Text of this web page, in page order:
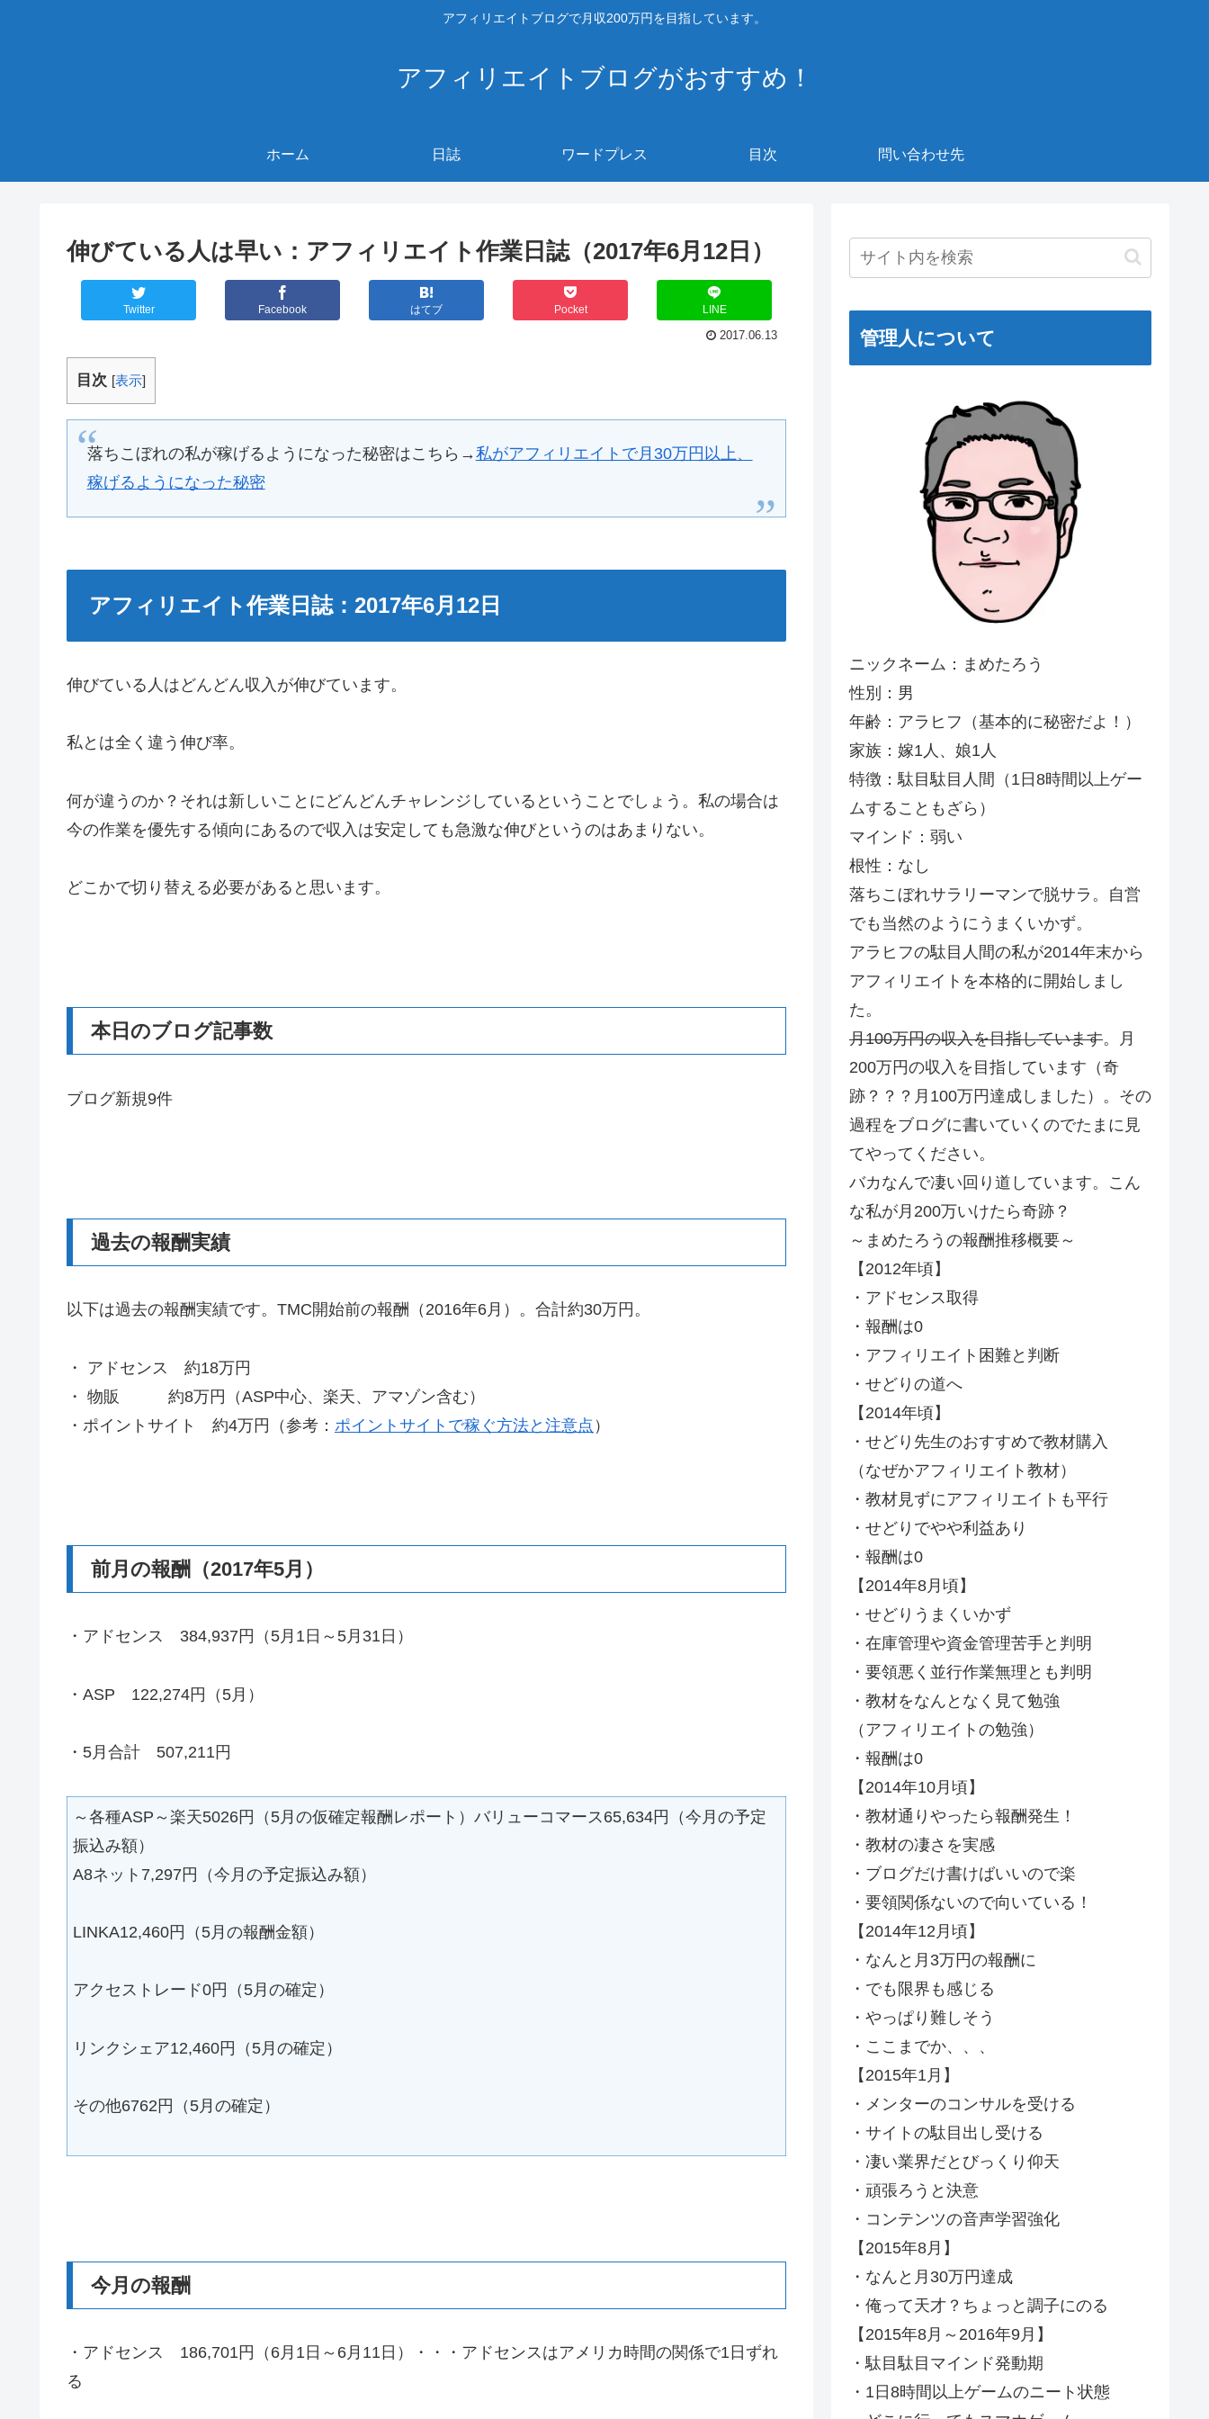
アフィリエイトブログで月収200万円を目指しています。
アフィリエイトブログがおすすめ！
ホーム 日誌 ワードプレス 目次 問い合わせ先
伸びている人は早い：アフィリエイト作業日誌（2017年6月12日）
Twitter Facebook はてブ Pocket LINE
2017.06.13
目次 [表示]
落ちこぼれの私が稼げるようになった秘密はこちら→私がアフィリエイトで月30万円以上、
稼げるようになった秘密
アフィリエイト作業日誌：2017年6月12日
伸びている人はどんどん収入が伸びています。
私とは全く違う伸び率。
何が違うのか？それは新しいことにどんどんチャレンジしているということでしょう。私の場合は
今の作業を優先する傾向にあるので収入は安定しても急激な伸びというのはあまりない。
どこかで切り替える必要があると思います。
本日のブログ記事数
ブログ新規9件
過去の報酬実績
以下は過去の報酬実績です。TMC開始前の報酬（2016年6月）。合計約30万円。
・ アドセンス 約18万円
・ 物販 約8万円（ASP中心、楽天、アマゾン含む）
・ポイントサイト 約4万円（参考： ポイントサイトで稼ぐ方法と注意点 ）
前月の報酬（2017年5月）
・アドセンス 384,937円（5月1日～5月31日）
・ASP 122,274円（5月）
・5月合計 507,211円
～各種ASP～楽天5026円（5月の仮確定報酬レポート）バリューコマース65,634円（今月の予定
振込み額）
A8ネット7,297円（今月の予定振込み額）
LINKA12,460円（5月の報酬金額）
アクセストレード0円（5月の確定）
リンクシェア12,460円（5月の確定）
その他6762円（5月の確定）
今月の報酬
・アドセンス 186,701円（6月1日～6月11日）・・・アドセンスはアメリカ時間の関係で1日ずれ
る
管理人について
ニックネーム：まめたろう
性別：男
年齢：アラヒフ（基本的に秘密だよ！）
家族：嫁1人、娘1人
特徴：駄目駄目人間（1日8時間以上ゲー
ムすることもざら）
マインド：弱い
根性：なし
落ちこぼれサラリーマンで脱サラ。自営
でも当然のようにうまくいかず。
アラヒフの駄目人間の私が2014年末から
アフィリエイトを本格的に開始しまし
た。
月100万円の収入を目指しています。月
200万円の収入を目指しています（奇
跡？？？月100万円達成しました）。その
過程をブログに書いていくのでたまに見
てやってください。
バカなんで凄い回り道しています。こん
な私が月200万いけたら奇跡？
～まめたろうの報酬推移概要～
【2012年頃】
・アドセンス取得
・報酬は0
・アフィリエイト困難と判断
・せどりの道へ
【2014年頃】
・せどり先生のおすすめで教材購入
（なぜかアフィリエイト教材）
・教材見ずにアフィリエイトも平行
・せどりでやや利益あり
・報酬は0
【2014年8月頃】
・せどりうまくいかず
・在庫管理や資金管理苦手と判明
・要領悪く並行作業無理とも判明
・教材をなんとなく見て勉強
（アフィリエイトの勉強）
・報酬は0
【2014年10月頃】
・教材通りやったら報酬発生！
・教材の凄さを実感
・ブログだけ書けばいいので楽
・要領関係ないので向いている！
【2014年12月頃】
・なんと月3万円の報酬に
・でも限界も感じる
・やっぱり難しそう
・ここまでか、、、
【2015年1月】
・メンターのコンサルを受ける
・サイトの駄目出し受ける
・凄い業界だとびっくり仰天
・頑張ろうと決意
・コンテンツの音声学習強化
【2015年8月】
・なんと月30万円達成
・俺って天才？ちょっと調子にのる
【2015年8月～2016年9月】
・駄目駄目マインド発動期
・1日8時間以上ゲームのニート状態